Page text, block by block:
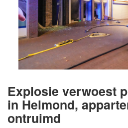
Explosie verwoest
in Helmond,
ontruimd